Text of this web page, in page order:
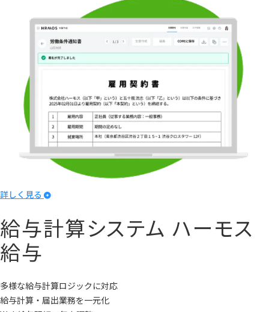
詳しく見る
給与計算システム ハーモス
給与
多様な給与計算ロジックに対応
給与計算・届出業務を一元化